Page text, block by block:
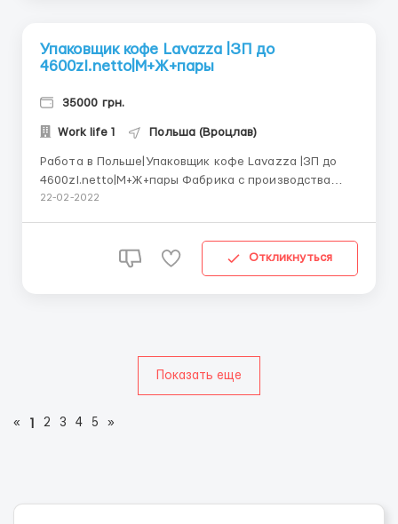
Упаковщик кофе Lavazza |ЗП до
4600zl.netto|М+Ж+пары
35000 грн.
Work life 1 Польша (Вроцлав)
Работа в Польше|Упаковщик кофе Lavazza |ЗП до
4600zl.netto|М+Ж+пары Фабрика с производства
кофе Mokate и чая Loyd а также фасовка кофе
производство продукции и ее упаковку. Завод
22-02-2022
Откликнуться
Показать еще
« 2 3 4 5 »